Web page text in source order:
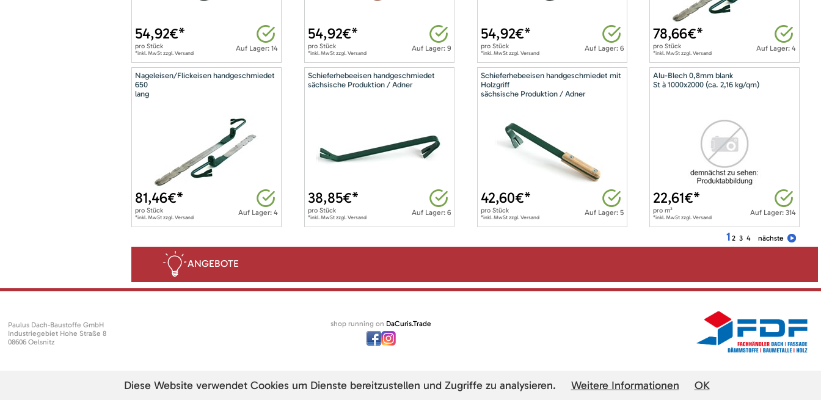
Auf Lager: 14
54,92€*
pro Stück
*inkl. MwSt zzgl. Versand
Auf Lager: 9
54,92€*
pro Stück
*inkl. MwSt zzgl. Versand
Auf Lager: 6
54,92€*
pro Stück
*inkl. MwSt zzgl. Versand
Auf Lager: 4
78,66€*
proStück
*inkl. MwSt zzgl. Versand
Nageleisen/Flickeisen handgeschmiedet
650
lang
Auf Lager: 4
81,46€*
pro Stück
*inkl. MwSt zzgl. Versand
Schieferhebeeisen handgeschmiedet
sächsische Produktion / Adner
Auf Lager: 6
38,85€*
pro Stück
*inkl. MwSt zzgl. Versand
Schieferhebeeisen handgeschmiedet mit
Holzgriff
sächsische Produktion / Adner
Auf Lager: 5
42,60€*
pro Stück
*inkl. MwSt zzgl. Versand
Alu-Blech 0,8mm blank
St à 1000x2000 (ca. 2,16 kg/qm)
Auf Lager: 314
22,61€*
prom²
*inkl. MwSt zzgl. Versand
1 2 3 4 nächste
ANGEBOTE
Paulus Dach-Baustoffe GmbH
Industriegebiet Hohe Straße 8
08606 Oelsnitz
shop running on DaCuris.Trade
Diese Website verwendet Cookies um Dienste bereitzustellen und Zugriffe zu analysieren. Weitere Informationen OK